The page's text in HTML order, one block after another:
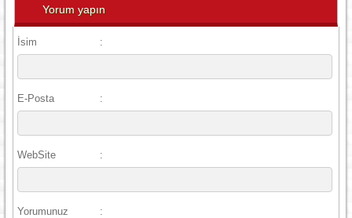
Yorum yapın
İsim :
E-Posta :
WebSite :
Yorumunuz :